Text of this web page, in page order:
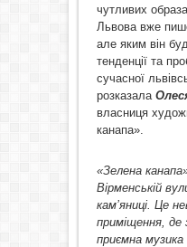
чутливих
Львова вже
але яким він
тенденції та
сучасної
розказала
власниця
канапа».
«Зелена
Вірменській
кам’яниці. Це
приміщення, де
приємна